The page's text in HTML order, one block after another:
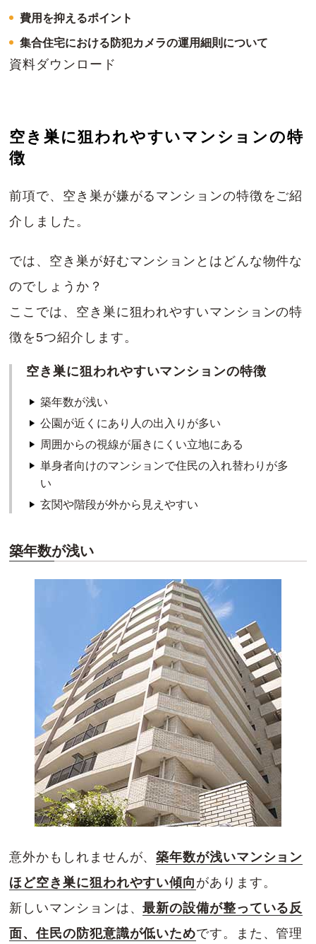
費用を抑えるポイント
集合住宅における防犯カメラの運用細則について
資料ダウンロード
空き巣に狙われやすいマンションの特
徴
前項で、空き巣が嫌がるマンションの特徴をご紹
介しました。
では、空き巣が好むマンションとはどんな物件な
のでしょうか？
ここでは、空き巣に狙われやすいマンションの特
徴を5つ紹介します。
空き巣に狙われやすいマンションの特徴
築年数が浅い
公園が近くにあり人の出入りが多い
周囲からの視線が届きにくい立地にある
単身者向けのマンションで住民の入れ替わりが多
い
玄関や階段が外から見えやすい
築年数が浅い
意外かもしれませんが、築年数が浅いマンション
ほど空き巣に狙われやすい傾向 があります。
新しいマンションは、最新の設備が整っている反
面、住民の防犯意識が低いためです。また、管理